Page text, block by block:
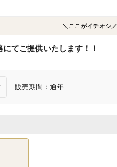
＼ここがイチオシ／
てご提供いたします！！
販売期間：通年